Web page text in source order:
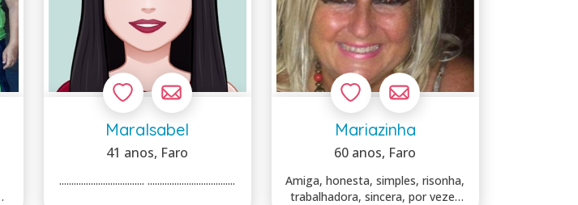
MaraIsabel
41 anos, Faro
................................... ....................................
Mariazinha
60 anos, Faro
Amiga, honesta, simples, risonha,
trabalhadora, sincera, por vezes